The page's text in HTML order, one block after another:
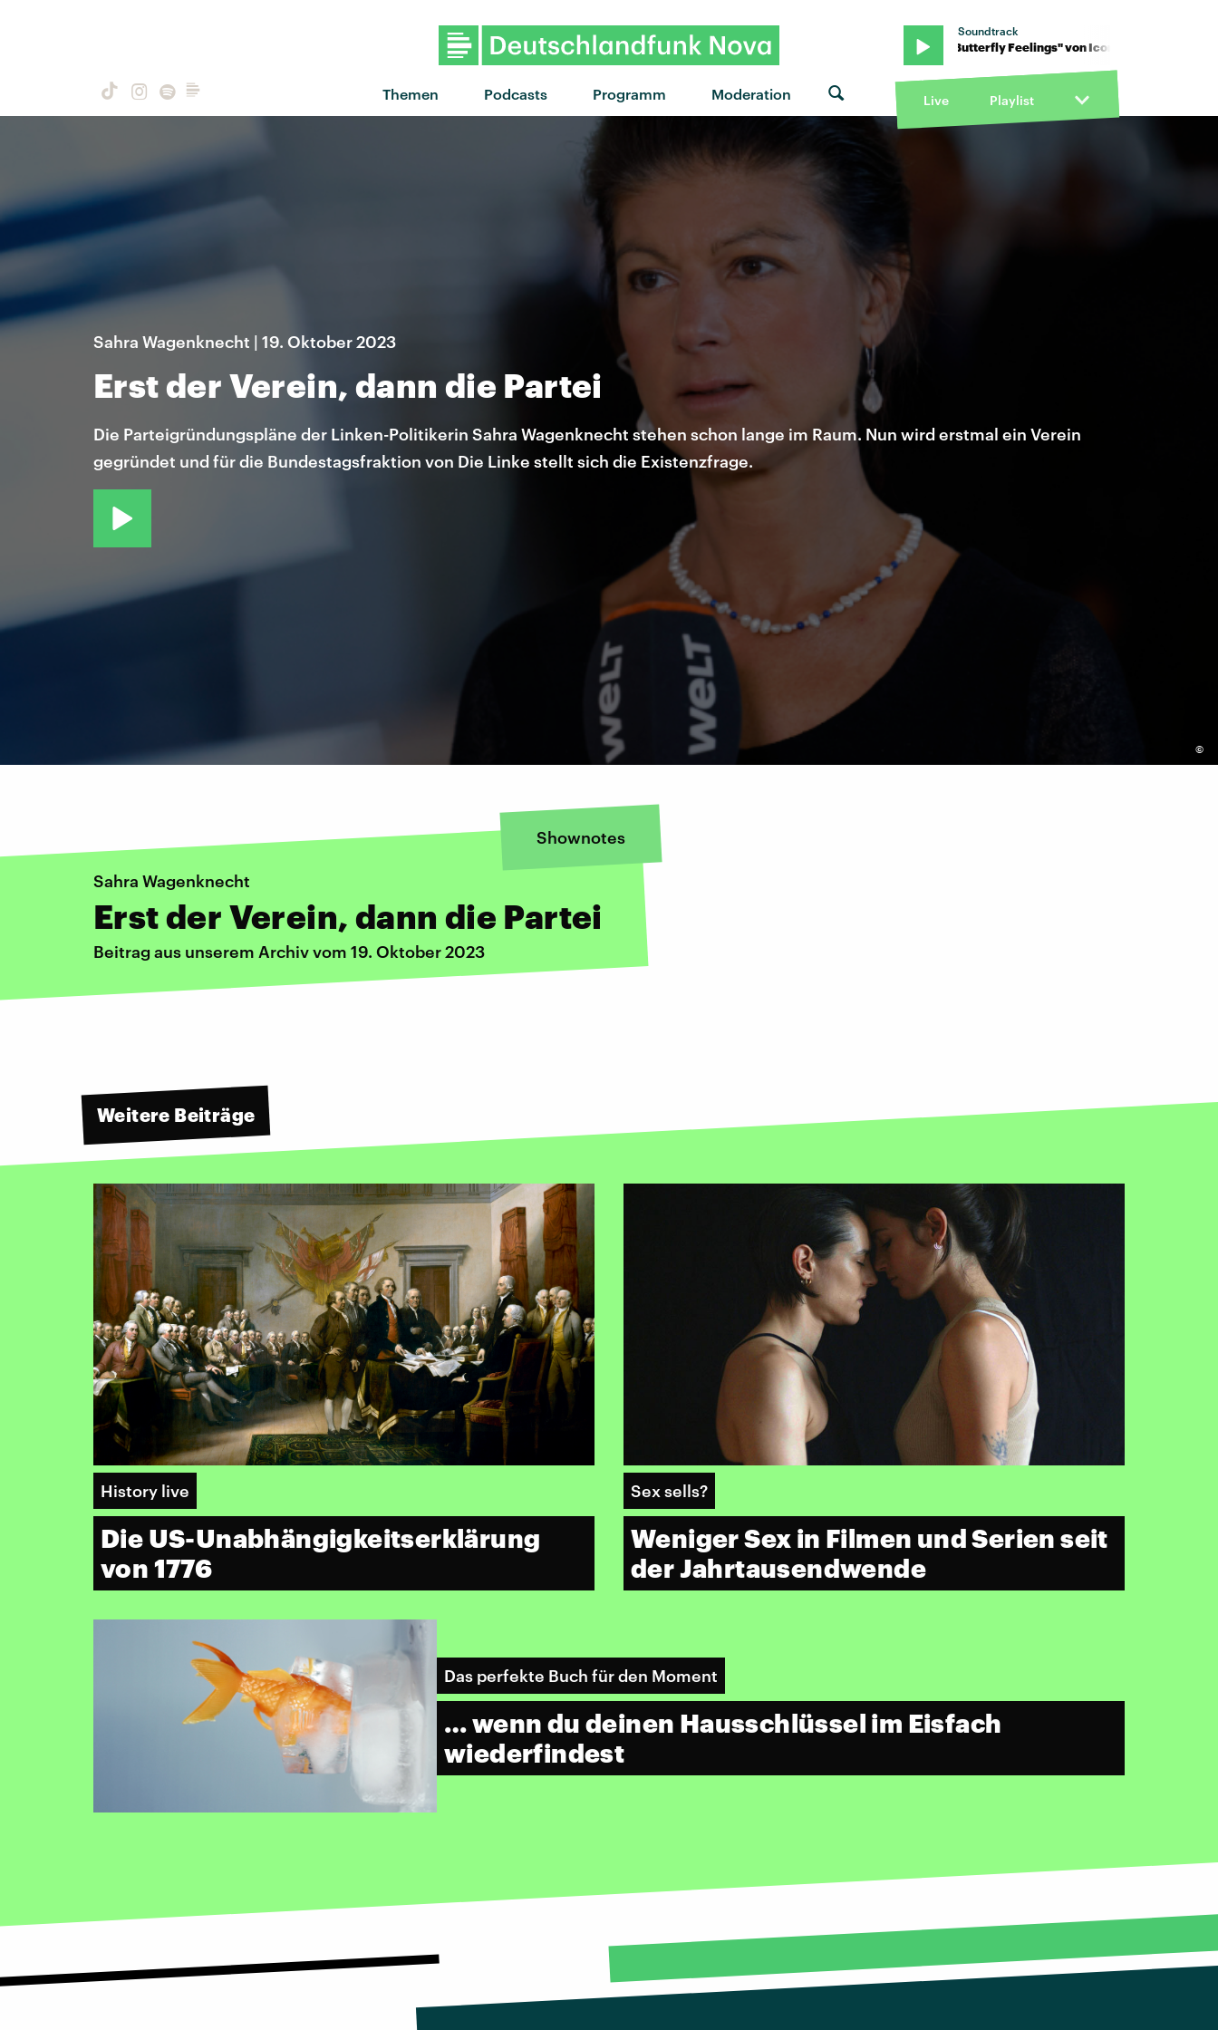
Themen Podcasts Programm Moderation
Soundtrack
"Butterfly Feelings" von Icona Pop · "Butterfly Feelings" von Icona Pop · "Butterfly Feelings"
Live Playlist
©
Sahra Wagenknecht | 19. Oktober 2023
Erst der Verein, dann die Partei
Die Parteigründungspläne der Linken-Politikerin Sahra Wagenknecht stehen schon lange im Raum. Nun wird erstmal ein Verein
gegründet und für die Bundestagsfraktion von Die Linke stellt sich die Existenzfrage.
Shownotes
Sahra Wagenknecht
Erst der Verein, dann die Partei
Beitrag aus unserem Archiv vom 19. Oktober 2023
Weitere Beiträge
History live
Die US-Unabhängigkeitserklärung
von 1776
Sex sells?
Weniger Sex in Filmen und Serien seit
der Jahrtausendwende
Das perfekte Buch für den Moment
… wenn du deinen Hausschlüssel im Eisfach
wiederfindest